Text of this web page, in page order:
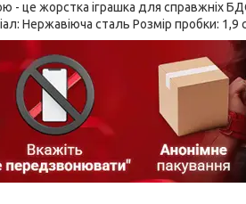
- це жорстка іграшка для справжніх
Нержавіюча сталь Розмір пробки: 1,9